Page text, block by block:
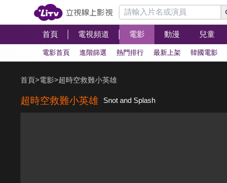
首頁 電視頻道 電影 動漫 兒童
電影首頁 進階篩選 熱門排行 最新上架 韓國電影
首頁>電影>超時空救難小英雄
超時空救難小英雄 Snot and Splash